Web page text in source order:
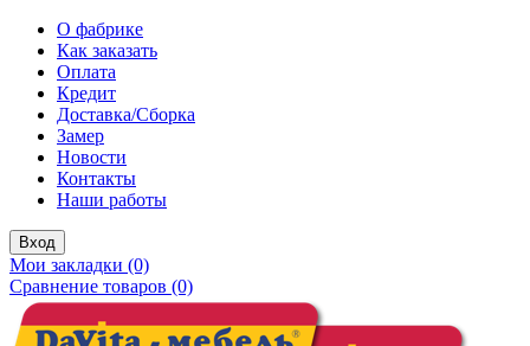
О фабрике
Как заказать
Оплата
Кредит
Доставка/Сборка
Замер
Новости
Контакты
Наши работы
Вход
Мои закладки (0)
Сравнение товаров (0)